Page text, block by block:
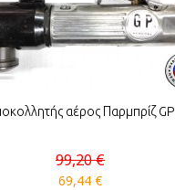
αέρος Παρμπρίζ GP
99,20 €
69,44 €